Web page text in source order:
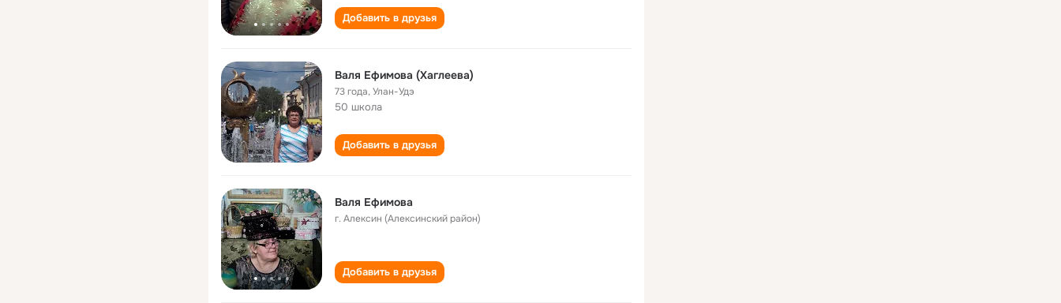
Добавить в друзья
Валя Ефимова (Хаглеева)
73 года,Улан-Удэ
50 школа
Добавить в друзья
Валя Ефимова
г. Алексин (Алексинский район)
Добавить в друзья